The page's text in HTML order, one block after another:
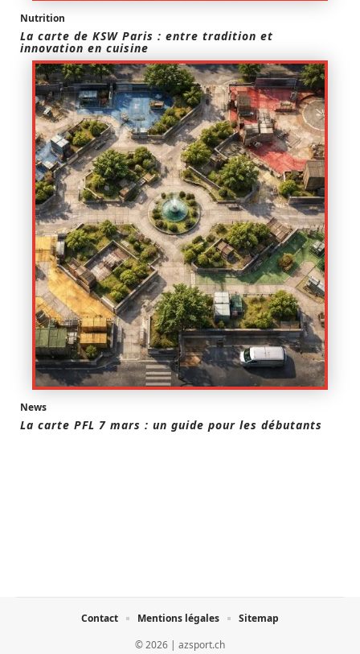
Nutrition
La carte de KSW Paris : entre tradition et
innovation en cuisine
News
La carte PFL 7 mars : un guide pour les débutants
© 2026 | azsport.ch
Contact Mentions légales Sitemap